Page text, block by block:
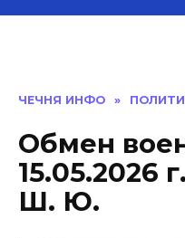
ЧЕЧНЯ ИНФО »
Обмен
15.05.2026
Ш. Ю.